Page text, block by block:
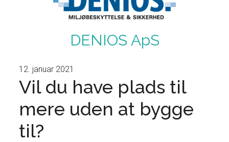
DENIOS ApS
12. januar 2021
Vil du have plads til
mere uden at bygge
til?